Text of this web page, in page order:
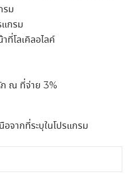
รม
แกรม
ที่โลเคิลอไลค์
ก ณ ที่จ่าย 3%
อจากที่ระบุในโปรแกรม